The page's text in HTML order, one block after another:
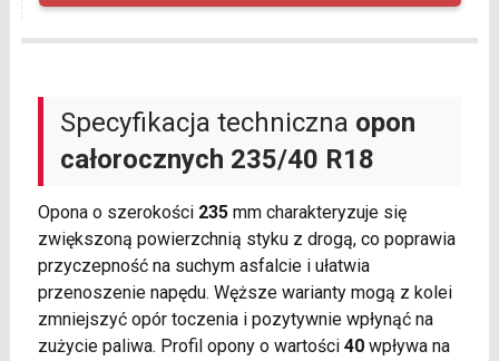
Specyfikacja techniczna opon
całorocznych 235/40 R18
Opona o szerokości 235mm charakteryzuje się
zwiększoną powierzchnią styku z drogą, co poprawia
przyczepność na suchym asfalcie i ułatwia
przenoszenie napędu. Węższe warianty mogą z kolei
zmniejszyć opór toczenia i pozytywnie wpłynąć na
zużycie paliwa. Profil opony o wartości 40wpływa na